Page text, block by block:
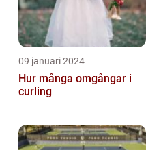
09 januari 2024
Hur många omgångar i
curling